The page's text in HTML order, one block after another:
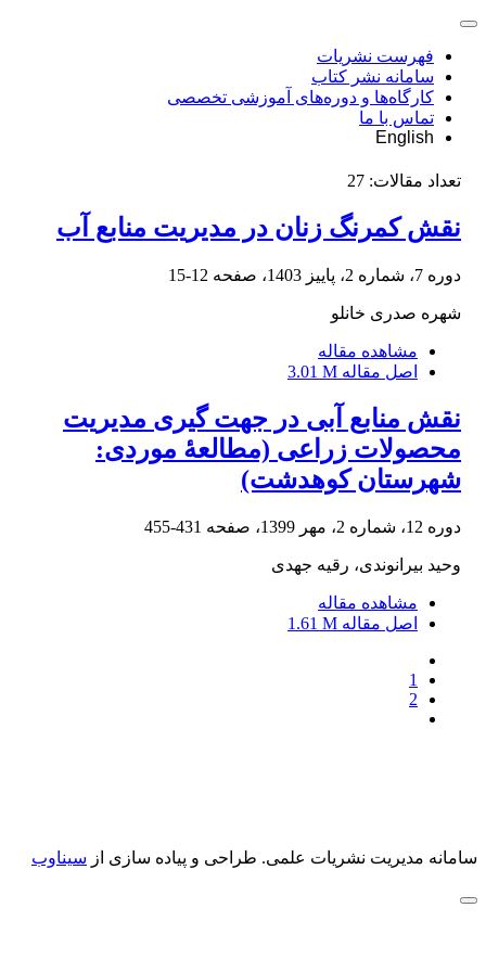
فهرست نشریات
سامانه نشر کتاب
کارگاه‌ها و دوره‌های آموزشی تخصصی
تماس با ما
English
تعداد مقالات: 27
نقش کمرنگ زنان در مدیریت منابع آب
دوره 7، شماره 2، پاییز 1403، صفحه 12-15
شهره صدری خانلو
مشاهده مقاله
اصل مقاله 3.01 M
نقش منابع آبی در جهت گیری مدیریت
محصولات زراعی (مطالعۀ موردی:
شهرستان کوهدشت)
دوره 12، شماره 2، مهر 1399، صفحه 431-455
وحید بیرانوندی، رقیه جهدی
مشاهده مقاله
اصل مقاله 1.61 M
1
2
سامانه مدیریت نشریات علمی. طراحی و پیاده سازی از سیناوب